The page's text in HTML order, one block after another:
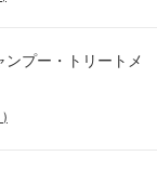
プー・トリートメ
)